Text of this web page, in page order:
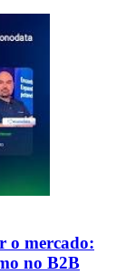
o mercado:
no B2B